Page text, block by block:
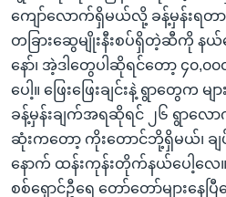
ကျော်လောက်ရှိမယ်လို့ ခန့်မှန်းရတ
တခြားဆွေမျိုးနီးစပ်ရှိတဲ့ဆီကို နယ်
နော်၊ အဲ့ဒါတွေပါဆိုရင်တော့ ၄၀,
ပေါ့။ ဖြေးဖြေးချင်းနဲ့ ရွာတွေက
ခန့်မှန်းချက်အရဆိုရင် ၂၆ ရွာလေ
ဆုံးကတော့ ကိုးတောင်ဘို့ရှိမယ်၊ ချ
နောက် ထန်းကုန်းတိုက်နယ်ပေါ့လ
စစ်ရှောင်ဦရေ တော်တော်များနေပြီပ